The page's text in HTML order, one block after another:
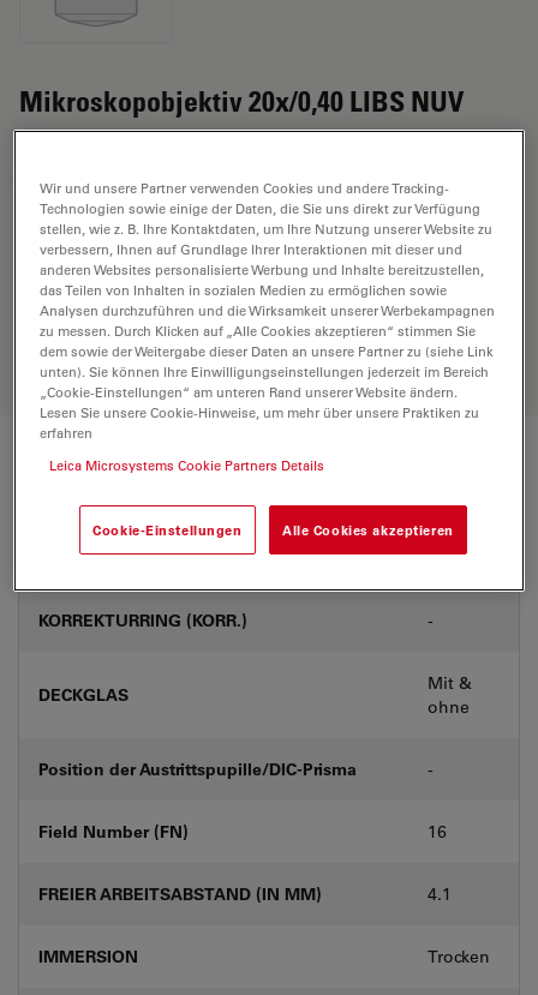
Mikroskopobjektiv 20x/0,40 LIBS NUV
ANGEBOT ANFORDERN
Entdecken Sie die perfekte Lösung.
Erkunden Sie unserenObjective
Finder, vergleichen Sie Alternativen
und finden Sie die beste Lösung für
Ihre Anforderungen.
Technische Daten
Produktnummer 11518149
KORREKTURRING (KORR.) -
DECKGLAS
Mit &
ohne
Position der Austrittspupille/DIC-Prisma -
Field Number (FN) 16
FREIER ARBEITSABSTAND (IN MM) 4.1
IMMERSION Trocken
Wir und unsere Partner verwenden Cookies und andere Tracking-
Technologien sowie einige der Daten, die Sie uns direkt zur Verfügung
stellen, wie z. B. Ihre Kontaktdaten, um Ihre Nutzung unserer Website zu
verbessern, Ihnen auf Grundlage Ihrer Interaktionen mit dieser und
anderen Websites personalisierte Werbung und Inhalte bereitzustellen,
das Teilen von Inhalten in sozialen Medien zu ermöglichen sowie
Analysen durchzuführen und die Wirksamkeit unserer Werbekampagnen
zu messen. Durch Klicken auf „Alle Cookies akzeptieren“ stimmen Sie
dem sowie der Weitergabe dieser Daten an unsere Partner zu (siehe Link
unten). Sie können Ihre Einwilligungseinstellungen jederzeit im Bereich
„Cookie-Einstellungen“ am unteren Rand unserer Website ändern.
Lesen Sie unsere Cookie-Hinweise, um mehr über unsere Praktiken zu
erfahren
Leica Microsystems Cookie Partners Details
Cookie-Einstellungen Alle Cookies akzeptieren